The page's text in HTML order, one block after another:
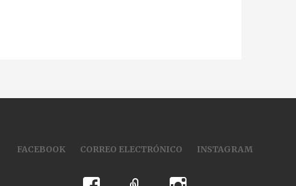
FACEBOOK CORREO ELECTRÓNICO INSTAGRAM